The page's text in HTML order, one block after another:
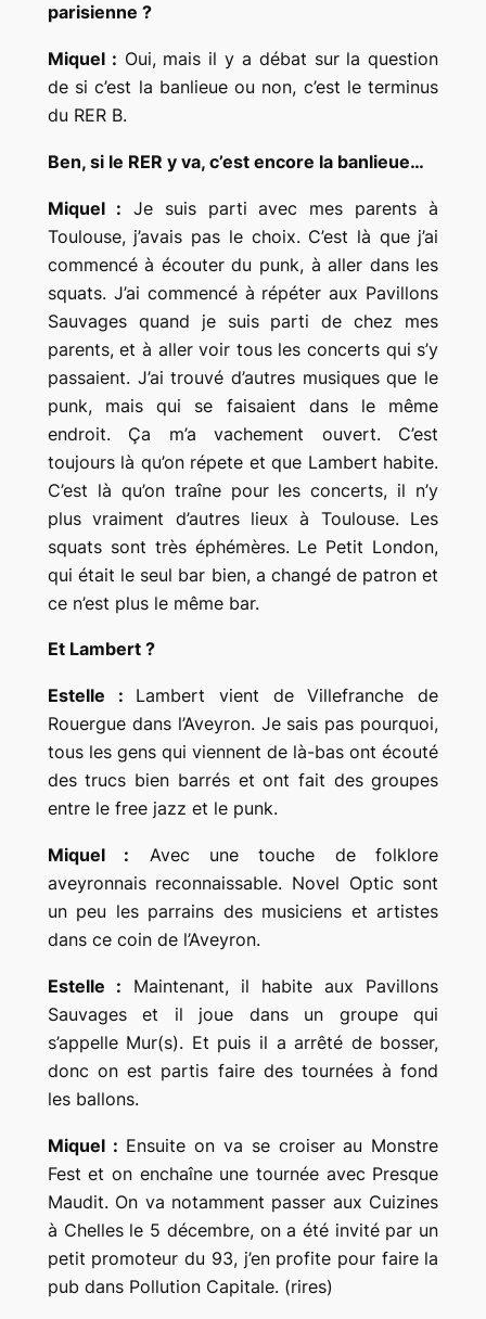
parisienne ?
Miquel : Oui, mais il y a débat sur la question
de si c’est la banlieue ou non, c’est le terminus
du RER B.
Ben, si le RER y va, c’est encore la banlieue…
Miquel : Je suis parti avec mes parents à
Toulouse, j’avais pas le choix. C’est là que j’ai
commencé à écouter du punk, à aller dans les
squats. J’ai commencé à répéter aux Pavillons
Sauvages quand je suis parti de chez mes
parents, et à aller voir tous les concerts qui s’y
passaient. J’ai trouvé d’autres musiques que le
punk, mais qui se faisaient dans le même
endroit. Ça m’a vachement ouvert. C’est
toujours là qu’on répete et que Lambert habite.
C’est là qu’on traîne pour les concerts, il n’y
plus vraiment d’autres lieux à Toulouse. Les
squats sont très éphémères. Le Petit London,
qui était le seul bar bien, a changé de patron et
ce n’est plus le même bar.
Et Lambert ?
Estelle : Lambert vient de Villefranche de
Rouergue dans l’Aveyron. Je sais pas pourquoi,
tous les gens qui viennent de là-bas ont écouté
des trucs bien barrés et ont fait des groupes
entre le free jazz et le punk.
Miquel : Avec une touche de folklore
aveyronnais reconnaissable. Novel Optic sont
un peu les parrains des musiciens et artistes
dans ce coin de l’Aveyron.
Estelle : Maintenant, il habite aux Pavillons
Sauvages et il joue dans un groupe qui
s’appelle Mur(s). Et puis il a arrêté de bosser,
donc on est partis faire des tournées à fond
les ballons.
Miquel : Ensuite on va se croiser au Monstre
Fest et on enchaîne une tournée avec Presque
Maudit. On va notamment passer aux Cuizines
à Chelles le 5 décembre, on a été invité par un
petit promoteur du 93, j’en profite pour faire la
pub dans Pollution Capitale. (rires)